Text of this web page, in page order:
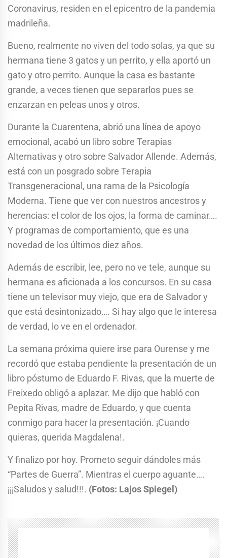
Coronavirus, residen en el epicentro de la pandemia
madrileña.
Bueno, realmente no viven del todo solas, ya que su
hermana tiene 3 gatos y un perrito, y ella aportó un
gato y otro perrito. Aunque la casa es bastante
grande, a veces tienen que separarlos pues se
enzarzan en peleas unos y otros.
Durante la Cuarentena, abrió una línea de apoyo
emocional, acabó un libro sobre Terapias
Alternativas y otro sobre Salvador Allende. Además,
está con un posgrado sobre Terapia
Transgeneracional, una rama de la Psicología
Moderna. Tiene que ver con nuestros ancestros y
herencias: el color de los ojos, la forma de caminar….
Y programas de comportamiento, que es una
novedad de los últimos diez años.
Además de escribir, lee, pero no ve tele, aunque su
hermana es aficionada a los concursos. En su casa
tiene un televisor muy viejo, que era de Salvador y
que está desintonizado…. Si hay algo que le interesa
de verdad, lo ve en el ordenador.
La semana próxima quiere irse para Ourense y me
recordó que estaba pendiente la presentación de un
libro póstumo de Eduardo F. Rivas, que la muerte de
Freixedo obligó a aplazar. Me dijo que habló con
Pepita Rivas, madre de Eduardo, y que cuenta
conmigo para hacer la presentación. ¡Cuando
quieras, querida Magdalena!.
Y finalizo por hoy. Prometo seguir dándoles más
“Partes de Guerra”. Mientras el cuerpo aguante….
¡¡¡Saludos y salud!!!. (Fotos: Lajos Spiegel)